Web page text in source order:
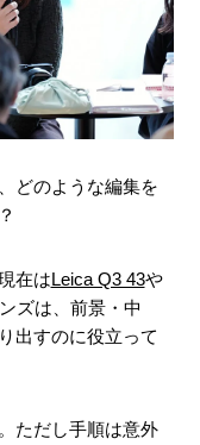
どのような編集を
在はLeica Q3 43や
ズは、前景・中
出すのに役立って
ただし手順は意外